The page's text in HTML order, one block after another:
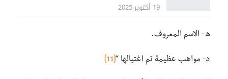
19 أكتوبر 2025
ه- الاسم المعروف.
د- مواهب عظيمة تم اغتيالها “[11]